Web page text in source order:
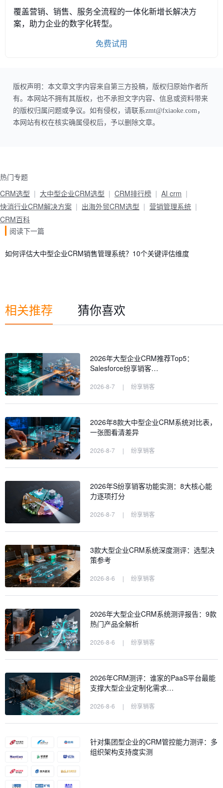
覆盖营销、销售、服务全流程的一体化新增长解决方
案，助力企业的数字化转型。
免费试用
版权声明：本文章文字内容来自第三方投稿，版权归原始作者所
有。本网站不拥有其版权，也不承担文字内容、信息或资料带来
的版权归属问题或争议。如有侵权，请联系zmt@fxiaoke.com，
本网站有权在核实确属侵权后，予以删除文章。
热门专题
CRM选型
大中型企业CRM选型 CRM排行榜
AI crm
快消行业CRM解决方案
出海外贸CRM选型
营销管理系统
CRM百科
阅读下一篇
如何评估大中型企业CRM销售管理系统？10个关键评估维度
相关推荐 猜你喜欢
2026年大型企业CRM推荐Top5：
Salesforce纷享销客…
2026-8-7 | 纷享销客
2026年8款大中型企业CRM系统对比表，
一张图看清差异
2026-8-7 | 纷享销客
2026年S纷享销客功能实测：8大核心能
力逐项打分
2026-8-7 | 纷享销客
3款大型企业CRM系统深度测评：选型决
策参考
2026-8-6 | 纷享销客
2026年大型企业CRM系统测评报告：9款
热门产品全解析
2026-8-6 | 纷享销客
2026年CRM测评：谁家的PaaS平台最能
支撑大型企业定制化需求…
2026-8-6 | 纷享销客
针对集团型企业的CRM管控能力测评：多
组织架构支持度实测